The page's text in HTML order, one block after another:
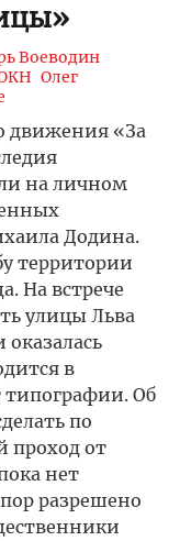
Воеводин
Олег
движения «За
на личном
Додина.
территории
На встрече
улицы Льва
в
типографии. Об
по
проход от
нет
разрешено